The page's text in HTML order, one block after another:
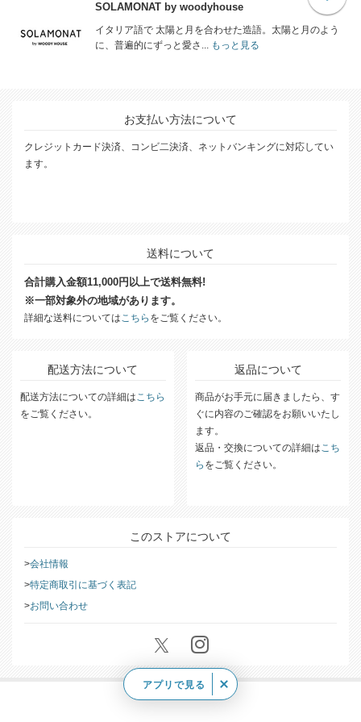
SOLAMONAT by woodyhouse
イタリア語で 太陽と月を合わせた造語。太陽と月のよう
に、普遍的にずっと愛さ...もっと見る
お支払い方法について
クレジットカード決済、コンビ二決済、ネットバンキングに対応してい
ます。
送料について
合計購入金額11,000円以上で送料無料!
配送方法について 返品について
商品がお手元に届きましたら、す
ぐに内容のご確認をお願いいたし
ます。
アプリで見る